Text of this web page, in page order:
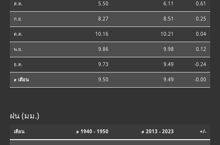
ส.ค. 5.50 6.11 0.61
ก.ย. 8.27 8.51 0.25
ต.ค. 10.16 10.21 0.04
พ.ย. 9.86 9.98 0.12
ธ.ค. 9.73 9.49 -0.24
⌀ เดือน 9.50 9.49 -0.00
ฝน (มม.)
เดือน ⌀ 1940 - 1950 ⌀ 2013 - 2023 +/-